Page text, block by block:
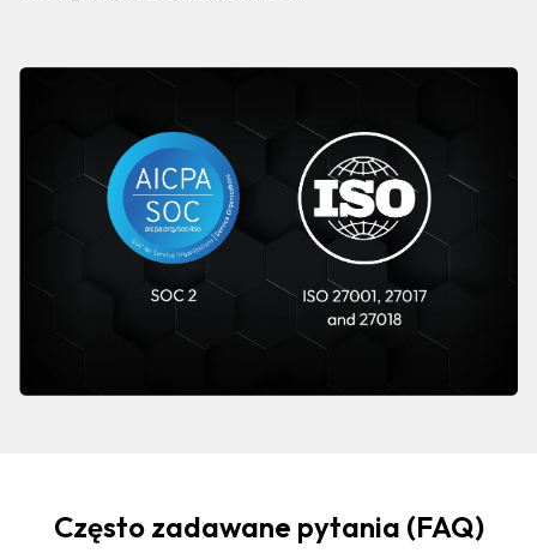
Często zadawane pytania (FAQ)